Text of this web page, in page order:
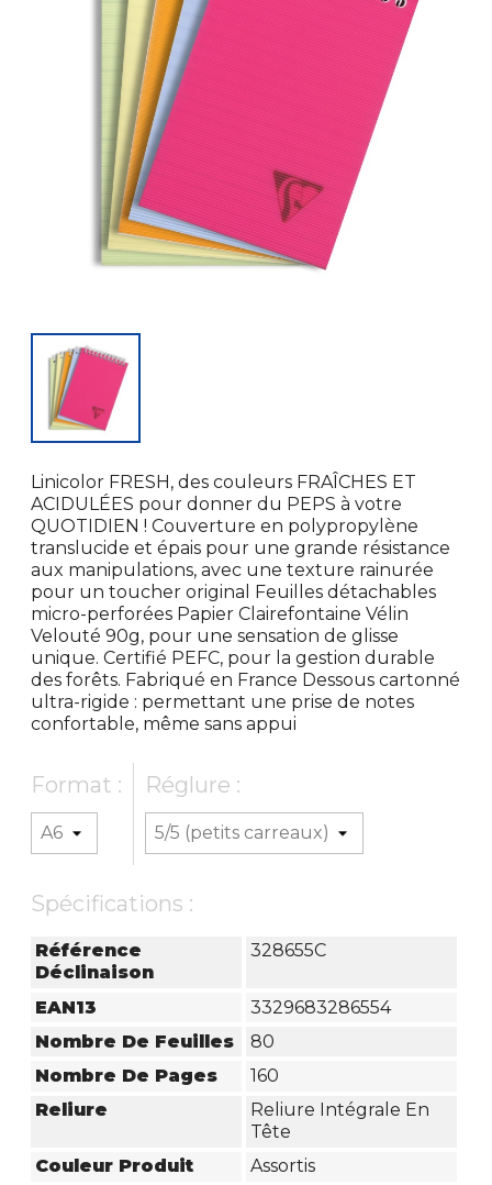
Linicolor FRESH, des couleurs FRAÎCHES ET
ACIDULÉES pour donner du PEPS à votre
QUOTIDIEN ! Couverture en polypropylène
translucide et épais pour une grande résistance
aux manipulations, avec une texture rainurée
pour un toucher original Feuilles détachables
micro-perforées Papier Clairefontaine Vélin
Velouté 90g, pour une sensation de glisse
unique. Certifié PEFC, pour la gestion durable
des forêts. Fabriqué en France Dessous cartonné
ultra-rigide : permettant une prise de notes
confortable, même sans appui
Format : Réglure :
Spécifications :
Référence
Déclinaison
328655C
EAN13
3329683286554
Nombre De Feuilles
80
Nombre De Pages
160
Reliure
Reliure Intégrale En
Tête
Couleur Produit
Assortis